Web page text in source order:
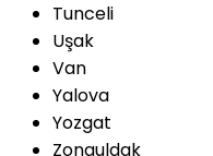
Tunceli
Uşak
Van
Yalova
Yozgat
Zonguldak